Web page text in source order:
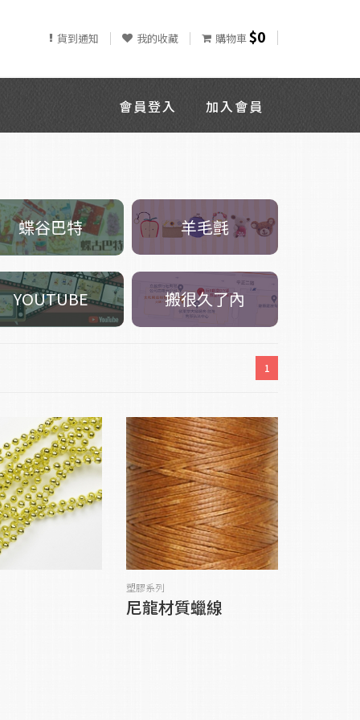
貨到通知 我的收藏 購物車$0
會員登入 加入會員
蝶谷巴特 羊毛氈
YOUTUBE 搬很久了內
1
塑膠系列
尼龍材質蠟線